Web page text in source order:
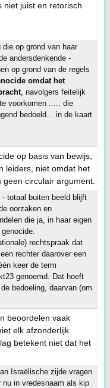
niet juist en retorisch
die op grond van haar
andersdenkende -
op grond van de regels
omdat het
, navolgers feitelijk
voorkomen ..... die
bedoeld... in de kaart
op basis van bewijs,
leiders, niet omdat het
circulair argument.
totaal buiten beeld blijft
oorzaken en
die ja, in haar eigen
rechtspraak dat
rechter daarover een
keer de term
genoemd. Dat hoeft
bedoeling, daarvan (om
beoordelen vaak
elk afzonderlijk
betekent niet dat het
Israëlische zijde vragen
in vredesnaam als kip